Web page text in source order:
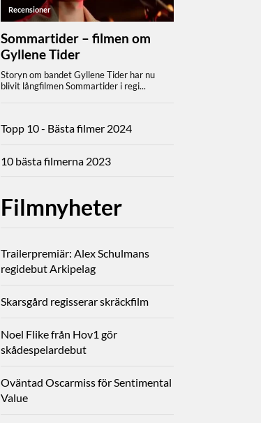
Topp 10 - Bästa filmer 2024
10 bästa filmerna 2023
Filmnyheter
Trailerpremiär: Alex Schulmans
regidebut Arkipelag
Skarsgård regisserar skräckfilm
Noel Flike från Hov1 gör
skådespelardebut
Oväntad Oscarmiss för Sentimental
Value